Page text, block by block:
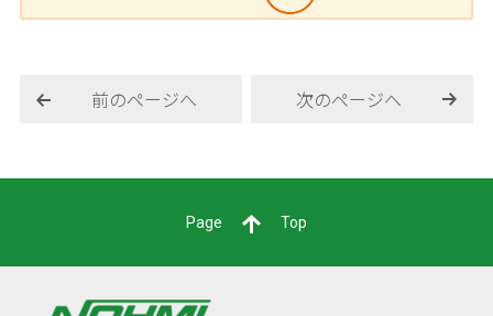
前のページへ 次のページへ
Page Top